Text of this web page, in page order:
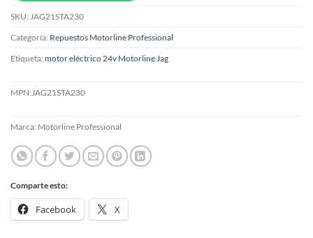
SKU: JAG21STA230
Categoría: Repuestos Motorline Professional
Etiqueta: motor eléctrico 24v Motorline Jag
MPN:JAG21STA230
Marca: Motorline Professional
Comparte esto:
Facebook X